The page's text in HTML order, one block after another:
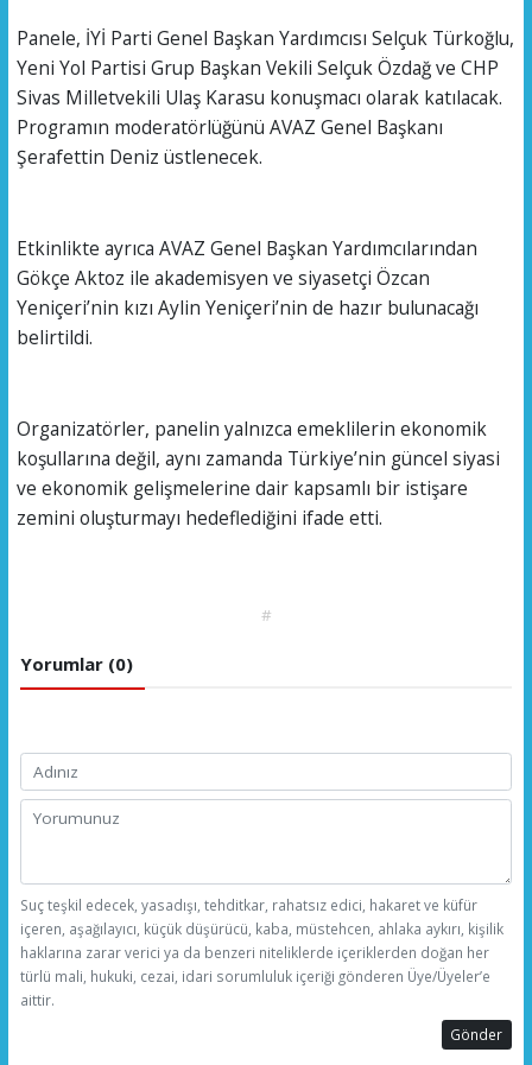
Panele, İYİ Parti Genel Başkan Yardımcısı Selçuk Türkoğlu,
Yeni Yol Partisi Grup Başkan Vekili Selçuk Özdağ ve CHP
Sivas Milletvekili Ulaş Karasu konuşmacı olarak katılacak.
Programın moderatörlüğünü AVAZ Genel Başkanı
Şerafettin Deniz üstlenecek.
Etkinlikte ayrıca AVAZ Genel Başkan Yardımcılarından
Gökçe Aktoz ile akademisyen ve siyasetçi Özcan
Yeniçeri’nin kızı Aylin Yeniçeri’nin de hazır bulunacağı
belirtildi.
Organizatörler, panelin yalnızca emeklilerin ekonomik
koşullarına değil, aynı zamanda Türkiye’nin güncel siyasi
ve ekonomik gelişmelerine dair kapsamlı bir istişare
zemini oluşturmayı hedeflediğini ifade etti.
#
Yorumlar (0)
Suç teşkil edecek, yasadışı, tehditkar, rahatsız edici, hakaret ve küfür
içeren, aşağılayıcı, küçük düşürücü, kaba, müstehcen, ahlaka aykırı, kişilik
haklarına zarar verici ya da benzeri niteliklerde içeriklerden doğan her
türlü mali, hukuki, cezai, idari sorumluluk içeriği gönderen Üye/Üyeler’e
aittir.
Gönder